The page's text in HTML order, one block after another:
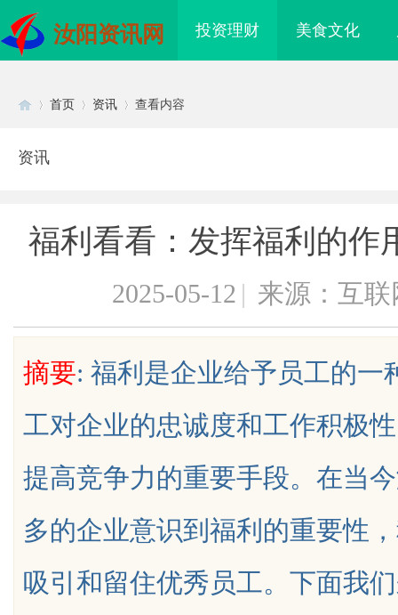
汝阳资讯网 投资理财 美食文化
uz
首页 资讯 查看内容
资讯
福利看看：发挥福利的作
2025-05-12 | 来源：互联
摘要: 福利是企业给予员工的一
工对企业的忠诚度和工作积极
提高竞争力的重要手段。在当
多的企业意识到福利的重要性
吸引和留住优秀员工。下面我
全解析